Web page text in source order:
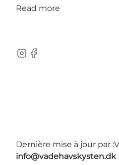
Read more
Instagram
Facebook
Dernière mise à jour par :
info@vadehavskysten.dk